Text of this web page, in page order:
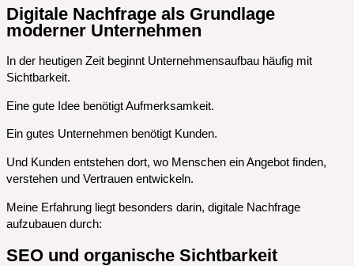
Digitale Nachfrage als Grundlage
moderner Unternehmen
In der heutigen Zeit beginnt Unternehmensaufbau häufig mit
Sichtbarkeit.
Eine gute Idee benötigt Aufmerksamkeit.
Ein gutes Unternehmen benötigt Kunden.
Und Kunden entstehen dort, wo Menschen ein Angebot finden,
verstehen und Vertrauen entwickeln.
Meine Erfahrung liegt besonders darin, digitale Nachfrage
aufzubauen durch:
SEO und organische Sichtbarkeit